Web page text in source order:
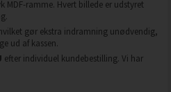
MDF-ramme. Hvert billede er udstyret
gør ekstra indramning unødvendig,
ud af kassen.
efter individuel kundebestilling. Vi har